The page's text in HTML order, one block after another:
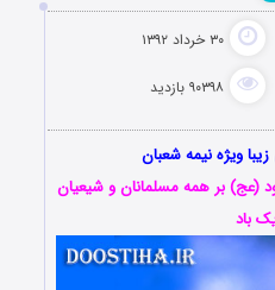
۳۰ خرداد ۱۳۹۲
۹۰۳۹۸ بازدید
ویژه نیمه شعبان
(عج) بر همه مسلمانان و شیعیان
باد